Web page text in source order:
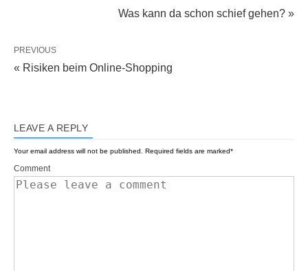
Was kann da schon schief gehen? »
PREVIOUS
« Risiken beim Online-Shopping
LEAVE A REPLY
Your email address will not be published. Required fields are marked*
Comment